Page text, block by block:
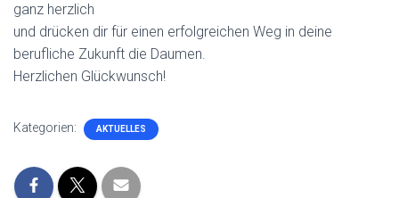
ganz herzlich
und drücken dir für einen erfolgreichen Weg in deine
berufliche Zukunft die Daumen.
Herzlichen Glückwunsch!
Kategorien: AKTUELLES